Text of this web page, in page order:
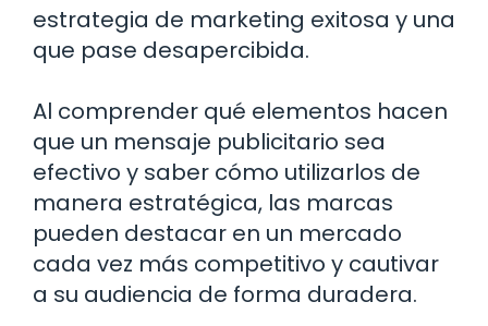
estrategia de marketing exitosa y una
que pase desapercibida.
Al comprender qué elementos hacen
que un mensaje publicitario sea
efectivo y saber cómo utilizarlos de
manera estratégica, las marcas
pueden destacar en un mercado
cada vez más competitivo y cautivar
a su audiencia de forma duradera.